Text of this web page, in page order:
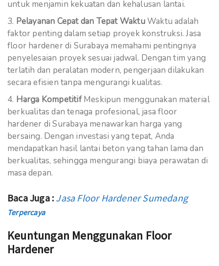
untuk menjamin kekuatan dan kehalusan lantai.
Pelayanan Cepat dan Tepat WaktuWaktu adalah
faktor penting dalam setiap proyek konstruksi. Jasa
floor hardener di Surabaya memahami pentingnya
penyelesaian proyek sesuai jadwal. Dengan tim yang
terlatih dan peralatan modern, pengerjaan dilakukan
secara efisien tanpa mengurangi kualitas.
Harga KompetitifMeskipun menggunakan material
berkualitas dan tenaga profesional, jasa floor
hardener di Surabaya menawarkan harga yang
bersaing. Dengan investasi yang tepat, Anda
mendapatkan hasil lantai beton yang tahan lama dan
berkualitas, sehingga mengurangi biaya perawatan di
masa depan.
Baca Juga : Jasa Floor Hardener Sumedang
Terpercaya
Keuntungan Menggunakan Floor
Hardener